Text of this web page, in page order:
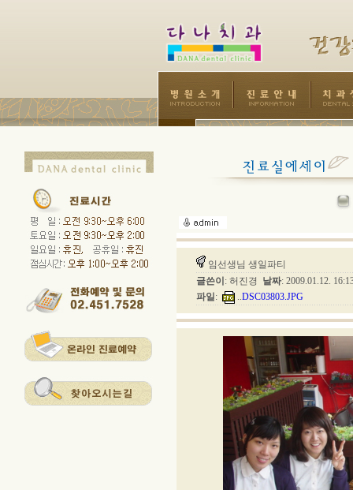
임선생님 생일파티
글쓴이 : 허진경 날짜: 2009.01.12.
파일: ..DSC03803.JPG